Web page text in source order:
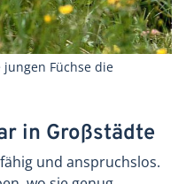
Füchse die
in Großstädte
und anspruchslos.